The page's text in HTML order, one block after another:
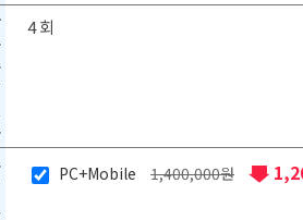
4 회
PC+Mobile 1,400,000원